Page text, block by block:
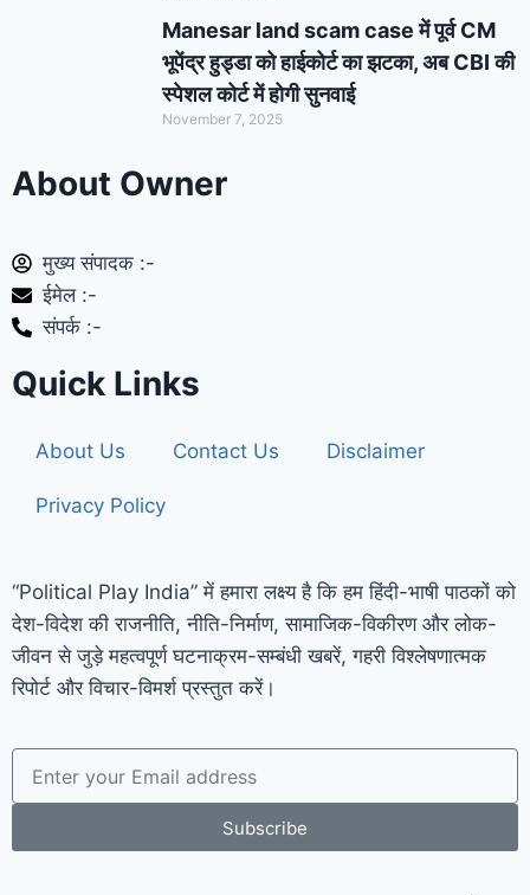
Manesar land scam case में पूर्व CM
भूपेंद्र हुड्डा को हाईकोर्ट का झटका, अब CBI की
स्पेशल कोर्ट में होगी सुनवाई
November 7, 2025
About Owner
मुख्य संपादक :-
ईमेल :-
संपर्क :-
Quick Links
About Us Contact Us Disclaimer
Privacy Policy
“Political Play India” में हमारा लक्ष्य है कि हम हिंदी-भाषी पाठकों को
देश-विदेश की राजनीति, नीति-निर्माण, सामाजिक-विकीरण और लोक-
जीवन से जुड़े महत्वपूर्ण घटनाक्रम-सम्बंधी खबरें, गहरी विश्लेषणात्मक
रिपोर्ट और विचार-विमर्श प्रस्तुत करें।
Subscribe